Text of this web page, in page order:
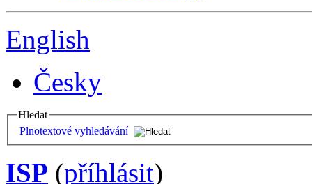
English
Česky
Hledat
Plnotextové vyhledávání
ISP (příhlásit)